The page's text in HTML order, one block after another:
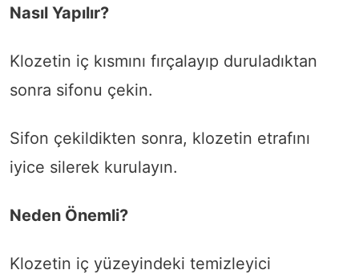
Nasıl Yapılır?
Klozetin iç kısmını fırçalayıp duruladıktan
sonra sifonu çekin.
Sifon çekildikten sonra, klozetin etrafını
iyice silerek kurulayın.
Neden Önemli?
Klozetin iç yüzeyindeki temizleyici